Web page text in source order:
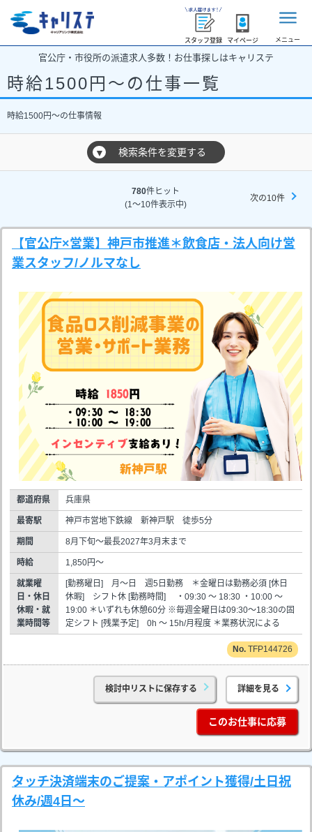
スタッフ登録 マイページ メニュー
官公庁・市役所の派遣求人多数！お仕事探しはキャリステ
時給1500円～の仕事一覧
時給1500円～の仕事情報
▼ 検索条件を変更する
780件ヒット
(1～10件表示中)
次の10件
【官公庁×営業】神戸市推進＊飲食店・法人向け営
業スタッフ/ノルマなし
都道府県 兵庫県
最寄駅 神戸市営地下鉄線 新神戸駅 徒歩5分
期間 8月下旬～最長2027年3月末まで
時給 1,850円～
就業曜
日・休日
休暇・就
業時間等
[勤務曜日] 月～日 週5日勤務 ＊金曜日は勤務必須 [休日
休暇] シフト休 [勤務時間] ・09:30 ～ 18:30 ・10:00 ～
19:00 ＊いずれも休憩60分 ※毎週金曜日は09:30～18:30の固
定シフト [残業予定] 0h ～ 15h/月程度 ＊業務状況による
TFP144726
検討中リストに保存する 詳細を見る
このお仕事に応募
タッチ決済端末のご提案・アポイント獲得/土日祝
休み/週4日～